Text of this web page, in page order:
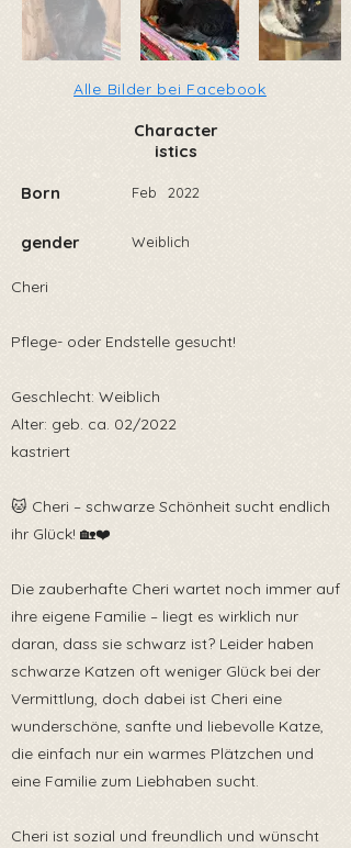
Alle Bilder bei Facebook
Character
istics
Born
gender
Feb 2022
Weiblich
Cheri
Pflege- oder Endstelle gesucht!
Geschlecht: Weiblich
Alter: geb. ca. 02/2022
kastriert
🐱 Cheri – schwarze Schönheit sucht endlich
ihr Glück! 🏡❤️
Die zauberhafte Cheri wartet noch immer auf
ihre eigene Familie – liegt es wirklich nur
daran, dass sie schwarz ist? Leider haben
schwarze Katzen oft weniger Glück bei der
Vermittlung, doch dabei ist Cheri eine
wunderschöne, sanfte und liebevolle Katze,
die einfach nur ein warmes Plätzchen und
eine Familie zum Liebhaben sucht.
Cheri ist sozial und freundlich und wünscht